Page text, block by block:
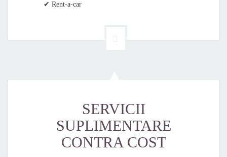
✔ Rent-a-car
SERVICII
SUPLIMENTARE
CONTRA COST